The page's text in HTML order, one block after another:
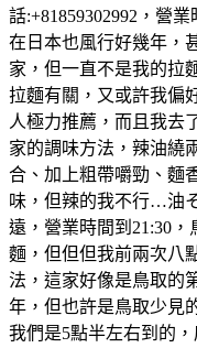
話:+81859302992，營業
在日本也風行好幾年，
家，但一直不是我的拉
拉麵有關，又或許我偏
人極力推薦，而且我去
家的調味方法，辣油繞
合、加上粗帶嚼勁、麵
味，但辣的我不行…油
遠，營業時間到21:30
麵，但但但我前兩次八
法，這家好像是鳥取的
年，但也許是鳥取少見
我們是5點半左右到的